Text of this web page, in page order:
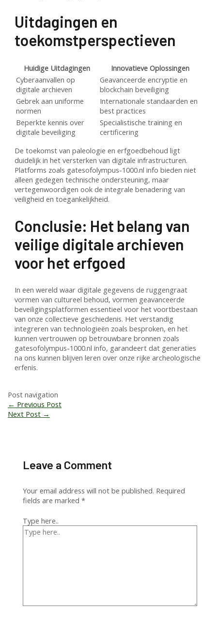
Uitdagingen en
toekomstperspectieven
Huidige Uitdagingen
Innovatieve Oplossingen
Cyberaanvallen op
digitale archieven
Geavanceerde encryptie en
blockchain beveiliging
Gebrek aan uniforme
normen
Internationale standaarden en
best practices
Beperkte kennis over
digitale beveiliging
Specialistische training en
certificering
De toekomst van paleologie en erfgoedbehoud ligt
duidelijk in het versterken van digitale infrastructuren.
Platforms zoals gatesofolympus-1000.nl info bieden niet
alleen gedegen technische ondersteuning, maar
vertegenwoordigen ook de integrale benadering van
veiligheid en toegankelijkheid.
Conclusie: Het belang van
veilige digitale archieven
voor het erfgoed
In een wereld waar digitale gegevens de ruggengraat
vormen van cultureel behoud, vormen geavanceerde
beveiligingsplatformen essentieel voor het voortbestaan
van onze collectieve geschiedenis. Het verstandig
integreren van technologieën zoals besproken, en het
kunnen vertrouwen op betrouwbare bronnen zoals
gatesofolympus-1000.nl info, garandeert dat generaties
na ons kunnen blijven leren over onze rijke archeologische
erfenis.
Post navigation
← Previous Post
Next Post →
Leave a Comment
Your email address will not be published. Required
fields are marked*
Type here..